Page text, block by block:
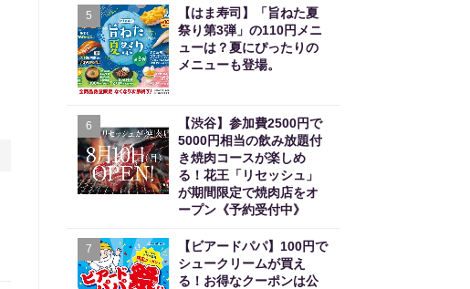
5
【はま寿司】「旨ねた夏
祭り第3弾」の110円メニ
ューは？夏にぴったりの
メニューも登場。
6
【渋谷】参加費2500円で
5000円相当の飲み放題付
き焼肉コースが楽しめ
る！花王「リセッシュ」
が期間限定で焼肉店をオ
ープン《予約受付中》
7
【ビアードパパ】100円で
シュークリームが買え
る！お得なクーポンは公